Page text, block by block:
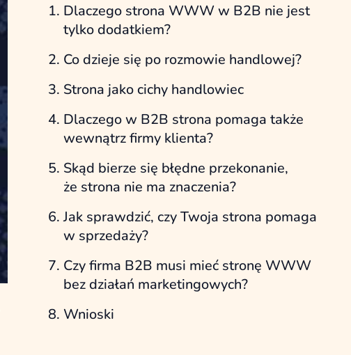
Dlaczego strona WWW w B2B nie jest
tylko dodatkiem?
Co dzieje się po rozmowie handlowej?
Strona jako cichy handlowiec
Dlaczego w B2B strona pomaga także
wewnątrz firmy klienta?
Skąd bierze się błędne przekonanie,
że strona nie ma znaczenia?
Jak sprawdzić, czy Twoja strona pomaga
w sprzedaży?
Czy firma B2B musi mieć stronę WWW
bez działań marketingowych?
Wnioski